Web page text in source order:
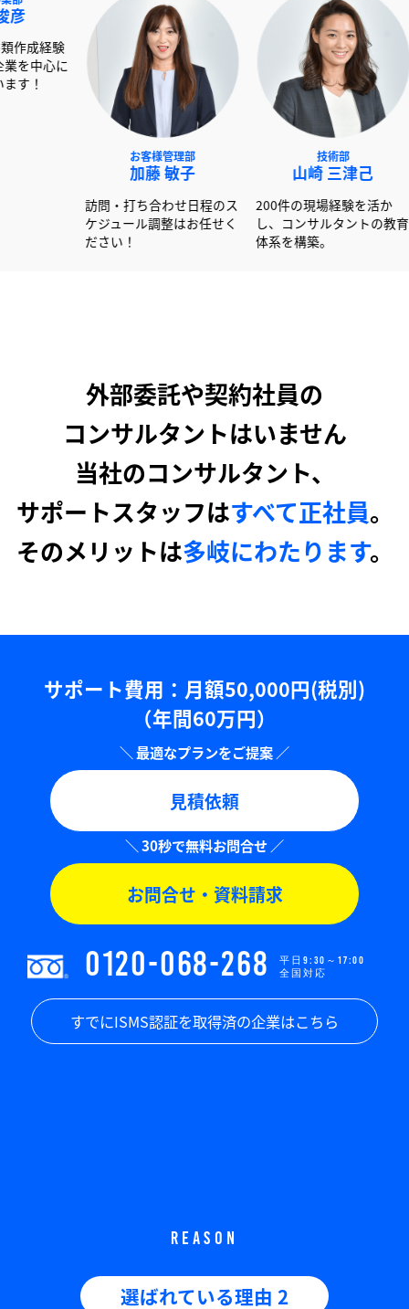
山崎
200件の現場
し、コンサル
体系を構築。
訪問・打ち合わせ日程のス
ケジュール調整はお任せく
社以上の書類作成経験
かし大手企業を中心に
ートしています！
外部委託や契約社員の
コンサルタントはいません
当社のコンサルタント、
サポートスタッフはすべて正社員。
そのメリットは多岐にわたります。
サポート費用：⽉額50,000円(税別)
（年間60万円）
見積依頼
お問合せ・資料請求
0120-068-268
平日9:30～17:00
全国対応
すでにISMS認証を取得済の企業はこちら
REASON
選ばれている理由 2